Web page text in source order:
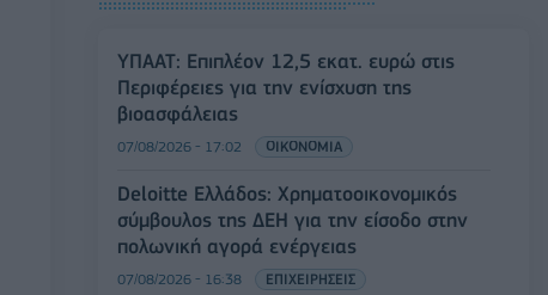
ΥΠΑΑΤ: Επιπλέον 12,5 εκατ. ευρώ στις
Περιφέρειες για την ενίσχυση της
βιοασφάλειας
07/08/2026 - 17:02 ΟΙΚΟΝΟΜΙΑ
Deloitte Ελλάδος: Χρηματοοικονομικός
σύμβουλος της ΔΕΗ για την είσοδο στην
πολωνική αγορά ενέργειας
07/08/2026 - 16:38 ΕΠΙΧΕΙΡΗΣΕΙΣ